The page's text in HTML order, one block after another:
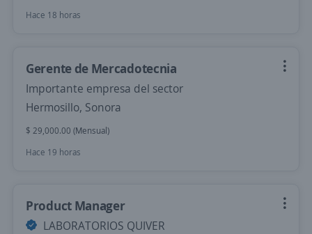
Hace 18 horas
Gerente de Mercadotecnia
Importante empresa del sector
Hermosillo, Sonora
$ 29,000.00 (Mensual)
Hace 19 horas
Product Manager
LABORATORIOS QUIVER